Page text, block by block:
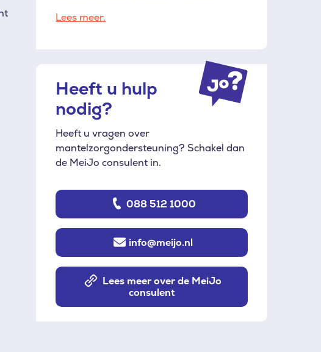
Lees meer.
Heeft u hulp
nodig?
Heeft u vragen over
mantelzorgondersteuning? Schakel dan
de MeiJo consulent in.
088 512 1000
info@meijo.nl
Lees meer over de MeiJo
consulent